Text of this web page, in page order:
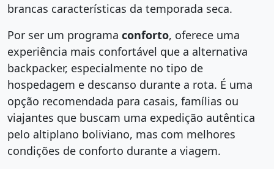
brancas características da temporada seca.
Por ser um programa conforto, oferece uma
experiência mais confortável que a alternativa
backpacker, especialmente no tipo de
hospedagem e descanso durante a rota. É uma
opção recomendada para casais, famílias ou
viajantes que buscam uma expedição autêntica
pelo altiplano boliviano, mas com melhores
condições de conforto durante a viagem.